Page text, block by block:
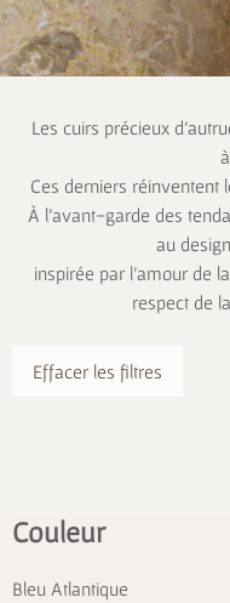
Les cuirs précieux
Ces derniers réinventent
À l’avant-garde des
au
inspirée par l’amour de
respect de
Effacer les filtres
Couleur
Bleu Atlantique